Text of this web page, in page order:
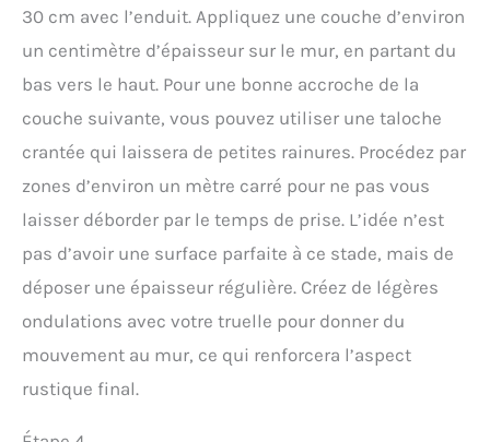
30 cm avec l’enduit. Appliquez une couche d’environ
un centimètre d’épaisseur sur le mur, en partant du
bas vers le haut. Pour une bonne accroche de la
couche suivante, vous pouvez utiliser une taloche
crantée qui laissera de petites rainures. Procédez par
zones d’environ un mètre carré pour ne pas vous
laisser déborder par le temps de prise. L’idée n’est
pas d’avoir une surface parfaite à ce stade, mais de
déposer une épaisseur régulière. Créez de légères
ondulations avec votre truelle pour donner du
mouvement au mur, ce qui renforcera l’aspect
rustique final.